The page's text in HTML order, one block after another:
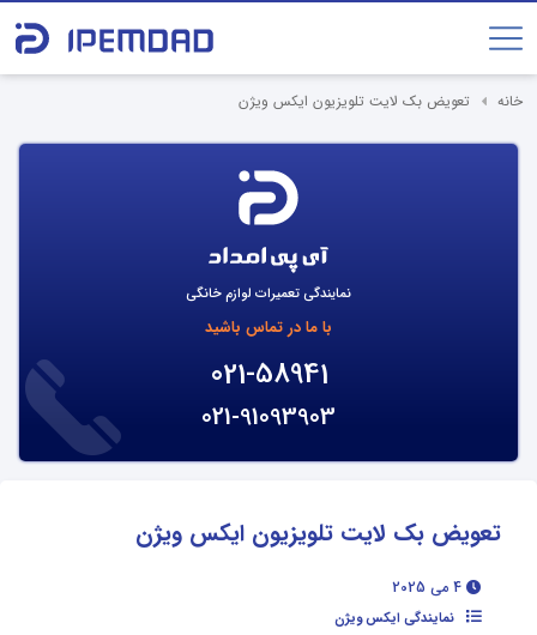
خانه تعویض بک لایت تلویزیون ایکس ویژن
نمایندگی تعمیرات لوازم خانگی
با ما در تماس باشید
021-58941
021-91093903
تعویض بک لایت تلویزیون ایکس ویژن
نمایندگی ایکس ویژن